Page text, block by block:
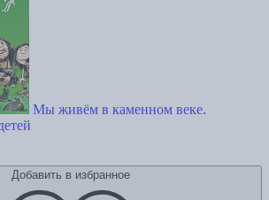
Мы живём в каменном веке.
Добавить в избранное